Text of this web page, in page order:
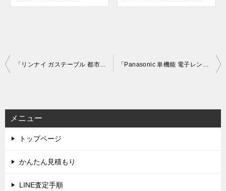
投
ビ
ゲ
ー
シ
「リンナイ ガステーブル 都市ガス13A用 Rinnai KG34NBEL」を大阪府茨木市で買取(12月17日) 「Panasonic 単機能 電子レンジ NE-E22A3-W 蒸気センサー搭載」を大阪府茨木市で買取(12月21日)
メニュー
トップページ
かんたん見積もり
LINE査定手順